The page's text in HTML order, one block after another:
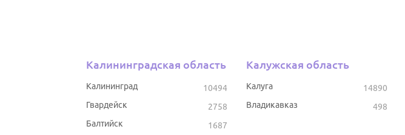
Калининградская область
10494
Калининград
2758
Гвардейск
1687
Балтийск
Калужская область
14890
Калуга
498
Владикавказ